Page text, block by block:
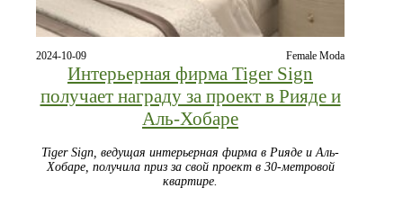
2024-10-09 Female Moda
Интерьерная фирма Tiger Sign
получает награду за проект в Рияде и
Аль-Хобаре
Tiger Sign, ведущая интерьерная фирма в Рияде и Аль-
Хобаре, получила приз за свой проект в 30-метровой
квартире.